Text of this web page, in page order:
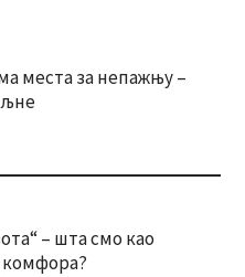
места за непажњу –
– шта смо као